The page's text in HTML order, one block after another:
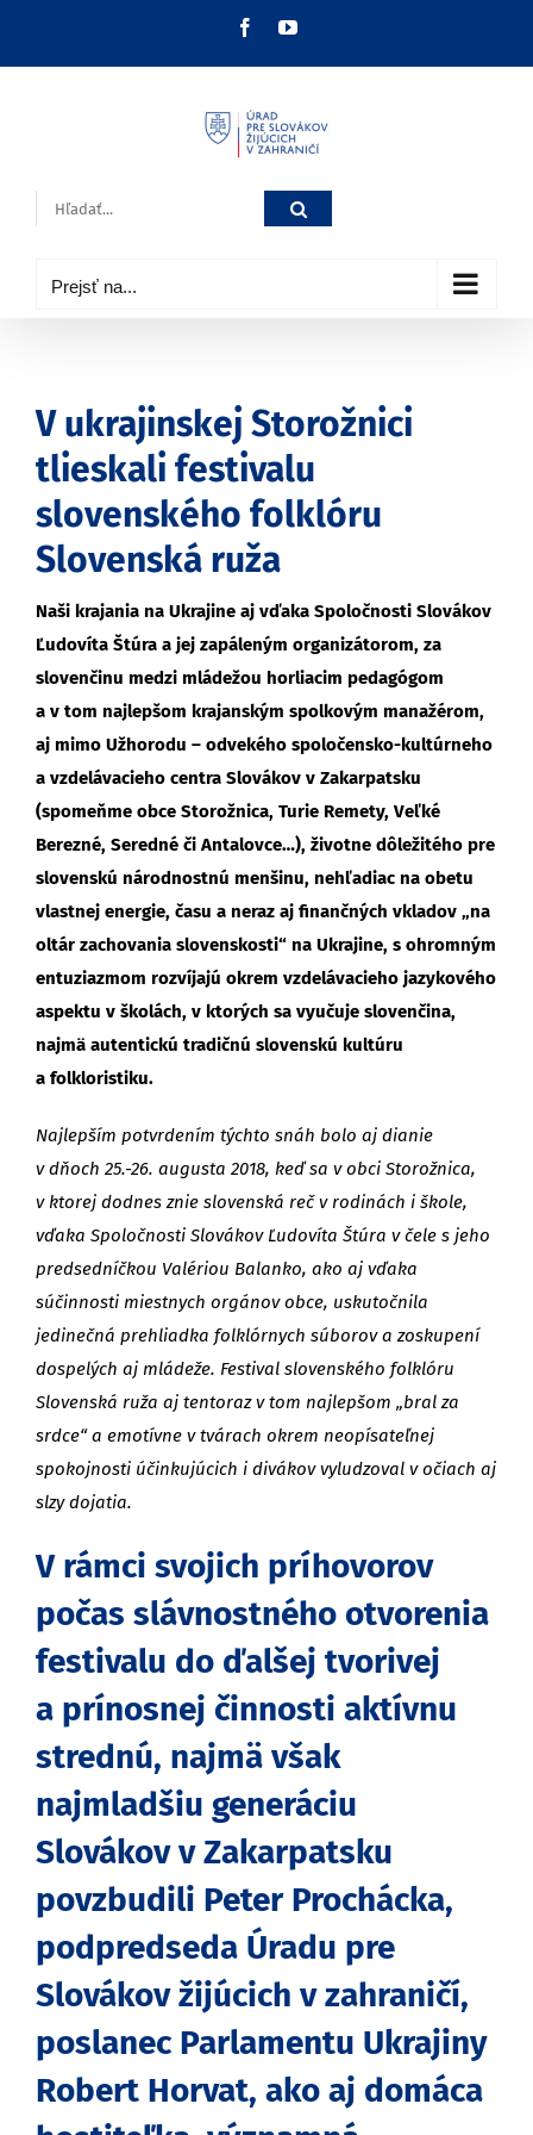
FacebookYouTube
Hľadať:
Prejsť na...
V ukrajinskej Storožnici
tlieskali festivalu
slovenského folklóru
Slovenská ruža
Naši krajania na Ukrajine aj vďaka Spoločnosti Slovákov
Ľudovíta Štúra a jej zapáleným organizátorom, za
slovenčinu medzi mládežou horliacim pedagógom
a v tom najlepšom krajanským spolkovým manažérom,
aj mimo Užhorodu – odvekého spoločensko-kultúrneho
a vzdelávacieho centra Slovákov v Zakarpatsku
(spomeňme obce Storožnica, Turie Remety, Veľké
Berezné, Seredné či Antalovce…), životne dôležitého pre
slovenskú národnostnú menšinu, nehľadiac na obetu
vlastnej energie, času a neraz aj finančných vkladov „na
oltár zachovania slovenskosti“ na Ukrajine, s ohromným
entuziazmom rozvíjajú okrem vzdelávacieho jazykového
aspektu v školách, v ktorých sa vyučuje slovenčina,
najmä autentickú tradičnú slovenskú kultúru
a folkloristiku.
Najlepším potvrdením týchto snáh bolo aj dianie
v dňoch 25.-26. augusta 2018, keď sa v obci Storožnica,
v ktorej dodnes znie slovenská reč v rodinách i škole,
vďaka Spoločnosti Slovákov Ľudovíta Štúra v čele s jeho
predsedníčkou Valériou Balanko, ako aj vďaka
súčinnosti miestnych orgánov obce, uskutočnila
jedinečná prehliadka folklórnych súborov a zoskupení
dospelých aj mládeže. Festival slovenského folklóru
Slovenská ruža aj tentoraz v tom najlepšom „bral za
srdce“ a emotívne v tvárach okrem neopísateľnej
spokojnosti účinkujúcich i divákov vyludzoval v očiach aj
slzy dojatia.
V rámci svojich príhovorov
počas slávnostného otvorenia
festivalu do ďalšej tvorivej
a prínosnej činnosti aktívnu
strednú, najmä však
najmladšiu generáciu
Slovákov v Zakarpatsku
povzbudili Peter Prochácka,
podpredseda Úradu pre
Slovákov žijúcich v zahraničí,
poslanec Parlamentu Ukrajiny
Robert Horvat, ako aj domáca